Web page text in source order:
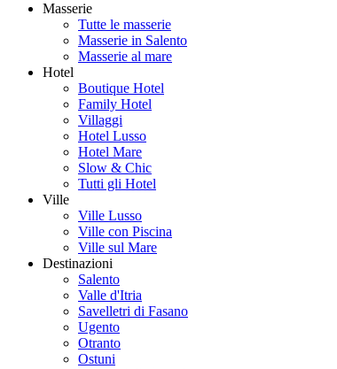
Masserie
Tutte le masserie
Masserie in Salento
Masserie al mare
Hotel
Boutique Hotel
Family Hotel
Villaggi
Hotel Lusso
Hotel Mare
Slow & Chic
Tutti gli Hotel
Ville
Ville Lusso
Ville con Piscina
Ville sul Mare
Destinazioni
Salento
Valle d'Itria
Savelletri di Fasano
Ugento
Otranto
Ostuni